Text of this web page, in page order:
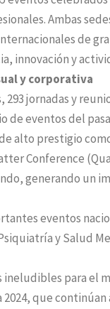
Ambas
de
innovación y
y corporativa
293 jornadas y
de eventos del
alto prestigio
Conference
generando un
eventos
y Salud
para el
que